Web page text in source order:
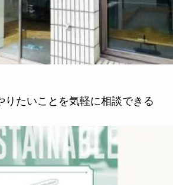
りたいことを気軽に相談できる